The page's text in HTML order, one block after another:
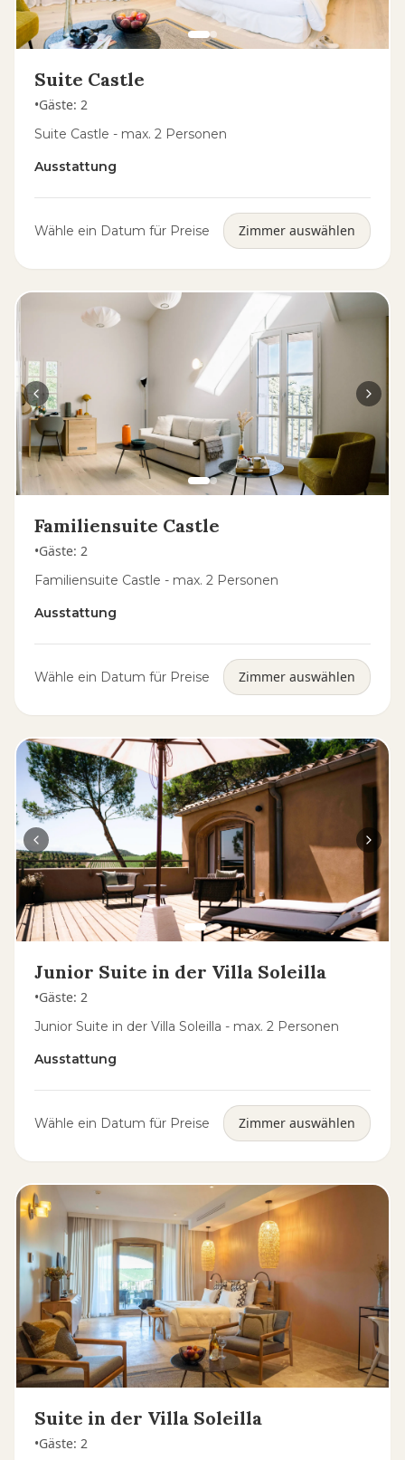
Suite Castle
•Gäste: 2
Suite Castle - max. 2 Personen
Ausstattung
Wähle ein Datum für Preise Zimmer auswählen
Familiensuite Castle
•Gäste: 2
Familiensuite Castle - max. 2 Personen
Ausstattung
Wähle ein Datum für Preise Zimmer auswählen
Junior Suite in der Villa Soleilla
•Gäste: 2
Junior Suite in der Villa Soleilla - max. 2 Personen
Ausstattung
Wähle ein Datum für Preise Zimmer auswählen
Suite in der Villa Soleilla
•Gäste: 2